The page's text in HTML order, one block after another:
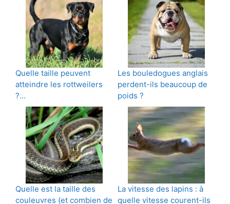
Quelle taille peuvent
atteindre les rottweilers
?…
Les bouledogues anglais
perdent-ils beaucoup de
poids ?
Quelle est la taille des
couleuvres (et combien de
La vitesse des lapins : à
quelle vitesse courent-ils